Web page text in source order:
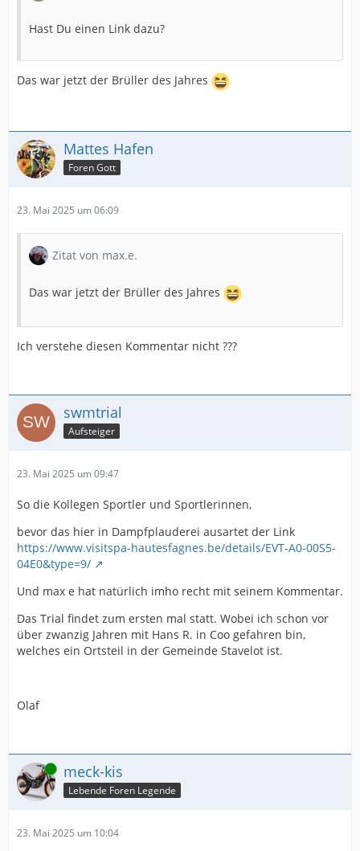
Hast Du einen Link dazu?
Das war jetzt der Brüller des Jahres
Mattes Hafen
Foren Gott
23. Mai 2025 um 06:09
Zitat von max.e.
Das war jetzt der Brüller des Jahres
Ich verstehe diesen Kommentar nicht ???
swmtrial
Aufsteiger
23. Mai 2025 um 09:47
So die Kollegen Sportler und Sportlerinnen,
bevor das hier in Dampfplauderei ausartet der Link
https://www.visitspa-hautesfagnes.be/details/EVT-A0-00S5-
04E0&type=9/
Und max e hat natürlich imho recht mit seinem Kommentar.
Das Trial findet zum ersten mal statt. Wobei ich schon vor
über zwanzig Jahren mit Hans R. in Coo gefahren bin,
welches ein Ortsteil in der Gemeinde Stavelot ist.
Olaf
Online meck-kis
Lebende Foren Legende
23. Mai 2025 um 10:04